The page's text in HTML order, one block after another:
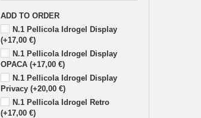
ADD TO ORDER
N.1 Pellicola Idrogel Display
(+17,00 €)
N.1 Pellicola Idrogel Display
OPACA (+17,00 €)
N.1 Pellicola Idrogel Display
Privacy (+20,00 €)
N.1 Pellicola Idrogel Retro
(+17,00 €)